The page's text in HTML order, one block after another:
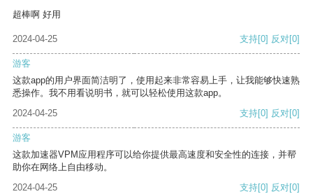
超棒啊 好用
2024-04-25 支持[0] 反对[0]
游客
这款app的用户界面简洁明了，使用起来非常容易上手，让我能够快速熟
悉操作。我不用看说明书，就可以轻松使用这款app。
2024-04-25
支持[0] 反对[0]
游客
这款加速器VPM应用程序可以给你提供最高速度和安全性的连接，并帮
助你在网络上自由移动。
2024-04-25
支持[0] 反对[0]